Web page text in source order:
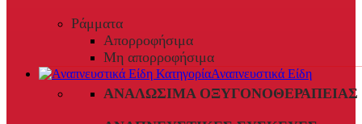
Ράμματα
Απορροφήσιμα
Μη απορροφήσιμα
Αναπνευστικά Είδη
ΑΝΑΛΏΣΙΜΑ ΟΞΥΓΟΝΟΘΕΡΑΠΕΊΑΣ